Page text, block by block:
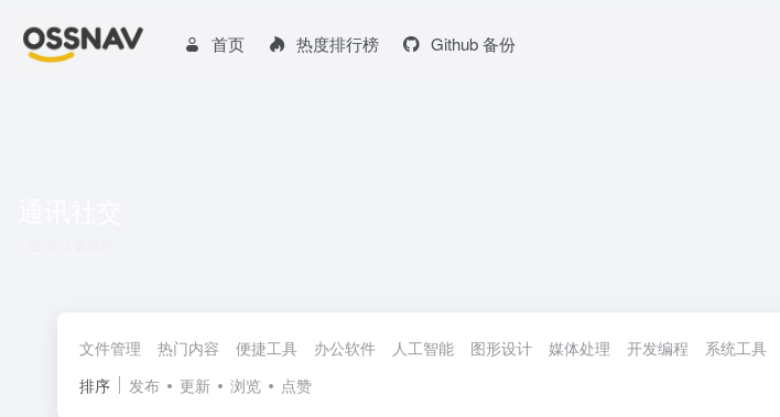
首页 热度排行榜 Github 备份
文件管理 热门内容 便捷工具 办公软件 人工智能 图形设计 媒体处理 开发编程 系统工具
排序
发布 更新 浏览 点赞